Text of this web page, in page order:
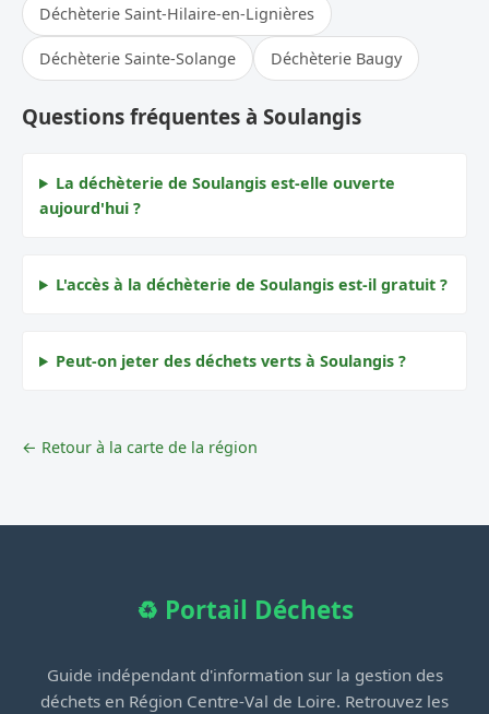
Déchèterie Saint-Hilaire-en-Lignières
Déchèterie Sainte-Solange Déchèterie Baugy
Questions fréquentes à Soulangis
La déchèterie de Soulangis est-elle ouverte
aujourd'hui ?
L'accès à la déchèterie de Soulangis est-il gratuit ?
Peut-on jeter des déchets verts à Soulangis ?
← Retour à la carte de la région
♻️ Portail Déchets
Guide indépendant d'information sur la gestion des
déchets en Région Centre-Val de Loire. Retrouvez les